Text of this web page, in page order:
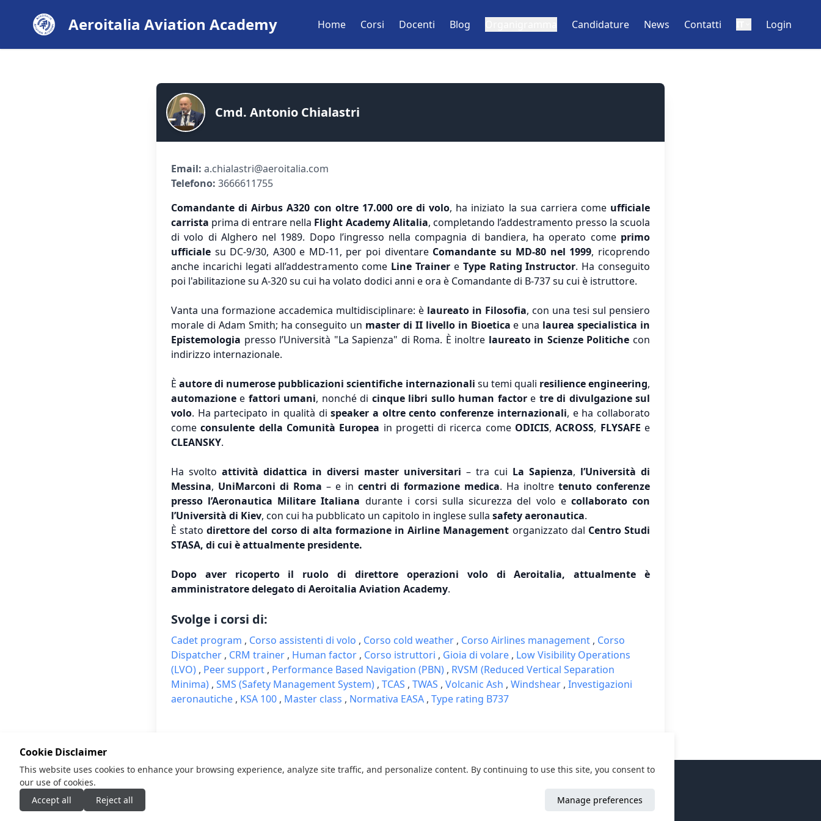
Aeroitalia Aviation Academy Home Corsi Docenti Blog Candidature News Contatti Login
Cmd. Antonio Chialastri
Email: a.chialastri@aeroitalia.com
Telefono: 3666611755
Comandante di Airbus A320 con oltre 17.000 ore di volo, ha iniziato la sua carriera come ufficiale
carrista prima di entrare nella Flight Academy Alitalia, completando l’addestramento presso la scuola
di volo di Alghero nel 1989. Dopo l’ingresso nella compagnia di bandiera, ha operato come primo
ufficiale su DC-9/30, A300 e MD-11, per poi diventare Comandante su MD-80 nel 1999, ricoprendo
anche incarichi legati all’addestramento come Line Trainer e Type Rating Instructor. Ha conseguito
poi l'abilitazione su A-320 su cui ha volato dodici anni e ora è Comandante di B-737 su cui è istruttore.
Vanta una formazione accademica multidisciplinare: è laureato in Filosofia, con una tesi sul pensiero
morale di Adam Smith; ha conseguito un master di II livello in Bioetica e una laurea specialistica in
Epistemologia presso l’Università "La Sapienza" di Roma. È inoltre laureato in Scienze Politiche con
indirizzo internazionale.
Èautore di numerose pubblicazioni scientifiche internazionali su temi quali resilience engineering,
automazione e fattori umani, nonché di cinque libri sullo human factore tre di divulgazione sul
volo. Ha partecipato in qualità dispeaker a oltre cento conferenze internazionali, e ha collaborato
comeconsulente della Comunità Europea in progetti di ricerca come ODICIS,ACROSS, FLYSAFE e
CLEANSKY.
Ha svolto attività didattica in diversi master universitari – tra cui La Sapienza, l’Università di
Messina, UniMarconi di Roma – e in centri di formazione medica. Ha inoltretenuto conferenze
presso l’Aeronautica Militare Italiana durante i corsi sulla sicurezza del volo e collaborato con
l’Università di Kiev, con cui ha pubblicato un capitolo in inglese sulla safety aeronautica.
È statodirettore del corso di alta formazione in Airline Management organizzato dal Centro Studi
STASA, di cui è attualmente presidente.
Dopo aver ricoperto il ruolo di direttore operazioni volo di Aeroitalia, attualmente è
amministratore delegato di Aeroitalia Aviation Academy.
Svolge i corsi di:
Cadet program , Corso assistenti di volo , Corso cold weather , Corso Airlines management , Corso
Dispatcher , CRM trainer , Human factor , Corso istruttori , Gioia di volare , Low Visibility Operations
(LVO) , Peer support , Performance Based Navigation (PBN) , RVSM (Reduced Vertical Separation
Minima) , SMS (Safety Management System) , TCAS , TWAS , Volcanic Ash , Windshear , Investigazioni
aeronautiche , KSA 100 , Master class , Normativa EASA , Type rating B737
Cookie Disclaimer
This website uses cookies to enhance your browsing experience, analyze site traffic, and personalize content. By continuing to use this site, you consent to
our use of cookies.
Accept all
Reject all Manage preferences